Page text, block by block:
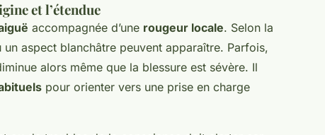
et l’étendue
accompagnée d’une rougeur locale. Selon la
aspect blanchâtre peuvent apparaître. Parfois,
alors même que la blessure est sévère. Il
pour orienter vers une prise en charge